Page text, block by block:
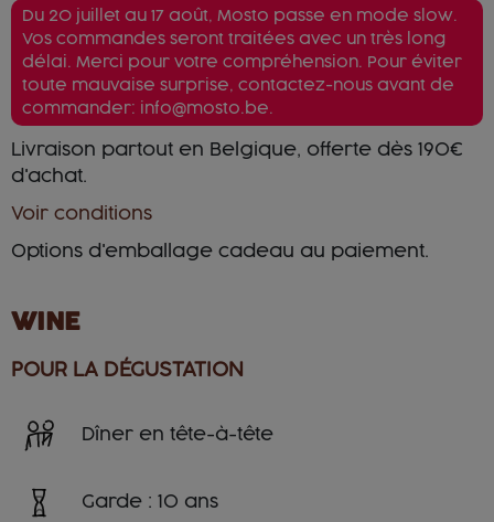
Du 20 juillet au 17 août, Mosto passe en mode slow.
Vos commandes seront traitées avec un très long
délai. Merci pour votre compréhension. Pour éviter
toute mauvaise surprise, contactez-nous avant de
commander: info@mosto.be.
Livraison partout en Belgique, offerte dès 190€
d'achat.
Voir conditions
Options d'emballage cadeau au paiement.
WINE
POUR LA DÉGUSTATION
Dîner en tête-à-tête
Garde : 10 ans